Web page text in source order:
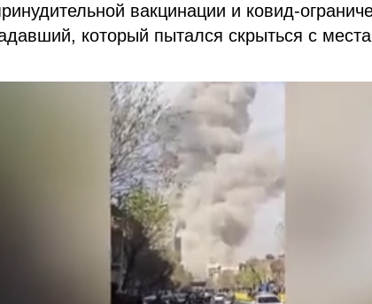
вакцинации и ковид-
который пытался скрыться с